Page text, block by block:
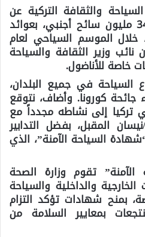
والثقافة التركية عن
توقعات باستقبال البلاد 34 مليون سائح أجنبي، بعوائد
دولار، خلال الموسم السياحي لعام
نائب وزير الثقافة والسياحة
خاصة للأناضول.
السياحة في جميع البلدان،
جائحة كورونا. وأضاف، نتوقع
تركيا إلى نشاطه مجدداً مع
المقبل، بفضل التدابير
السياحة الآمنة”، الذي
الآمنة” تقوم وزارة الصحة
الخارجية والداخلية والسياحة
بمنح شهادات تؤكد التزام
بمعايير السلامة من